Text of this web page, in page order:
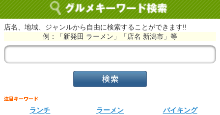
店名、地域、ジャンルから自由に検索することができます!!
例：「新発田 ラーメン」「店名 新潟市」等
ランチ ラーメン
バイキング